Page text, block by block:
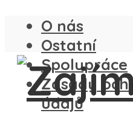
O nás
Ostatní
Spolupráce
Zásady
údajů